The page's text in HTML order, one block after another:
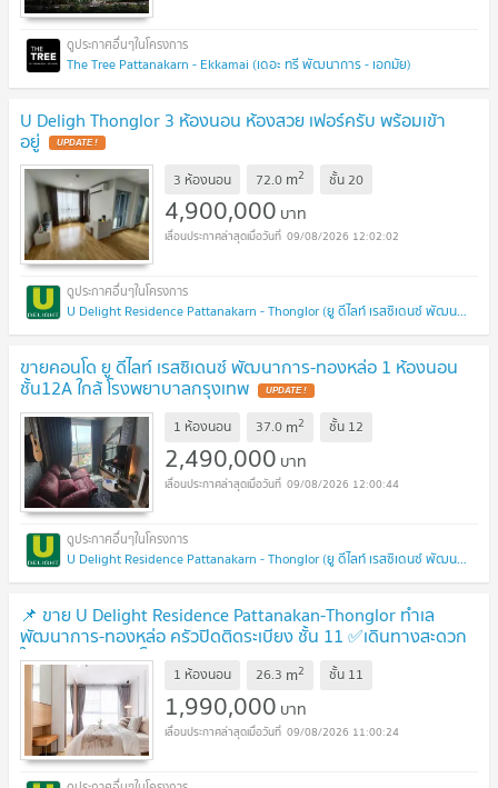
The Tree Pattanakarn - Ekkamai (เดอะ ทรี พัฒนาการ - เอกมัย)
U Deligh Thonglor 3 ห้องนอน ห้องสวย เฟอร์ครับ พร้อมเข้า
อยู่ UPDATE !
3 ห้องนอน 72.0 m2 ชั้น20
4,900,000 บาท
09/08/2026 12:02:02
U Delight Residence Pattanakarn - Thonglor (ยู ดีไลท์ เรสซิเดนซ์ พัฒนาการ - ทองหล่อ)
ขายคอนโด ยู ดีไลท์ เรสซิเดนซ์ พัฒนาการ-ทองหล่อ 1 ห้องนอน
ชั้น12A ใกล้ โรงพยาบาลกรุงเทพ UPDATE !
1 ห้องนอน 37.0 m2 ชั้น 12
2,490,000 บาท
09/08/2026 12:00:44
U Delight Residence Pattanakarn - Thonglor (ยู ดีไลท์ เรสซิเดนซ์ พัฒนาการ - ทองหล่อ)
📌 ขาย U Delight Residence Pattanakan-Thonglor ทำเล
พัฒนาการ-ทองหล่อ ครัวปิดติดระเบียง ชั้น 11 ✅เดินทางสะดวก
ใกล้ทองหล่อและอโศก
1 ห้องนอน 26.3 m2 ชั้น 11
1,990,000 บาท
09/08/2026 11:00:24